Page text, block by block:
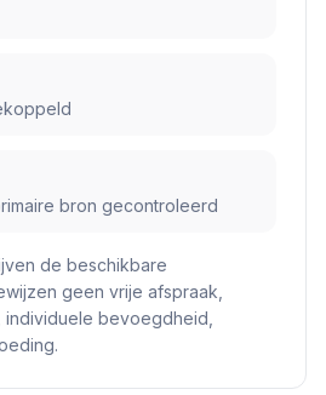
bron gecontroleerd
de beschikbare
geen vrije afspraak,
individuele bevoegdheid,